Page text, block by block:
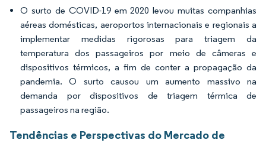
O surto de COVID-19 em 2020 levou muitas companhias
aéreas domésticas, aeroportos internacionais e regionais a
implementar medidas rigorosas para triagem da
temperatura dos passageiros por meio de câmeras e
dispositivos térmicos, a fim de conter a propagação da
pandemia. O surto causou um aumento massivo na
demanda por dispositivos de triagem térmica de
passageiros na região.
Tendências e Perspectivas do Mercado de